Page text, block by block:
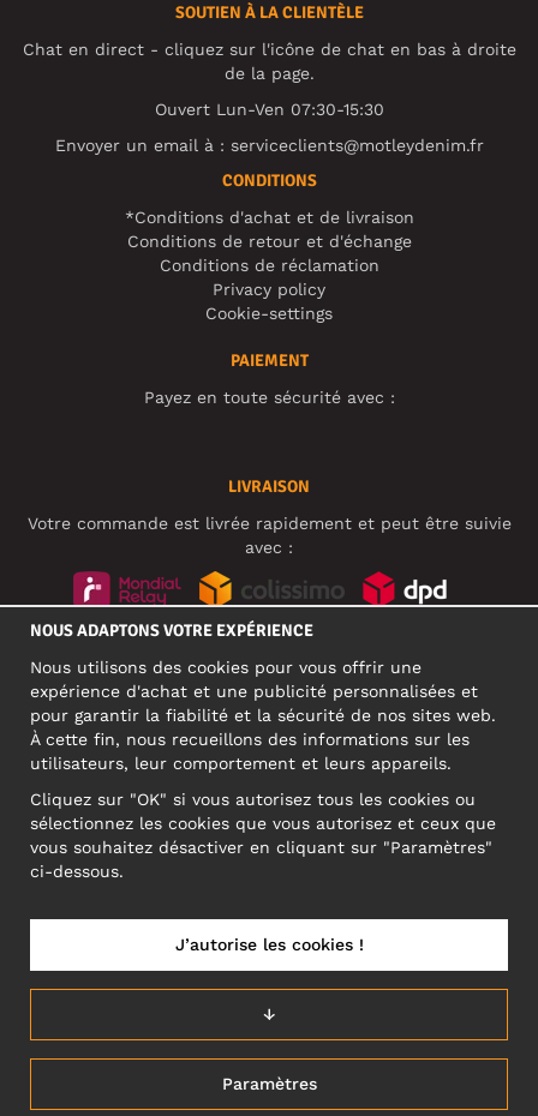
SOUTIEN À LA CLIENTÈLE
Chat en direct - cliquez sur l'icône de chat en bas à droite
de la page.
Ouvert Lun-Ven 07:30-15:30
Envoyer un email à : serviceclients@motleydenim.fr
CONDITIONS
*Conditions d'achat et de livraison
Conditions de retour et d'échange
Conditions de réclamation
Privacy policy
Cookie-settings
PAIEMENT
Payez en toute sécurité avec :
LIVRAISON
Votre commande est livrée rapidement et peut être suivie
avec :
ADRESSE PROFESSIONNELLE
Narva mnt 5, EE-10117 Tallinn
Reg: 12356245
ATTENTION ! N'envoyez pas les retours de produits à cette
FRANCE/FRANÇAIS (FR)
NOUS ADAPTONS VOTRE EXPÉRIENCE
Nous utilisons des cookies pour vous offrir une
expérience d'achat et une publicité personnalisées et
pour garantir la fiabilité et la sécurité de nos sites web.
À cette fin, nous recueillons des informations sur les
utilisateurs, leur comportement et leurs appareils.
Cliquez sur "OK" si vous autorisez tous les cookies ou
sélectionnez les cookies que vous autorisez et ceux que
vous souhaitez désactiver en cliquant sur "Paramètres"
ci-dessous.
Paramètres
↓
J’autorise les cookies !